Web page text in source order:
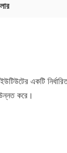
একটি
উন্নত করে।